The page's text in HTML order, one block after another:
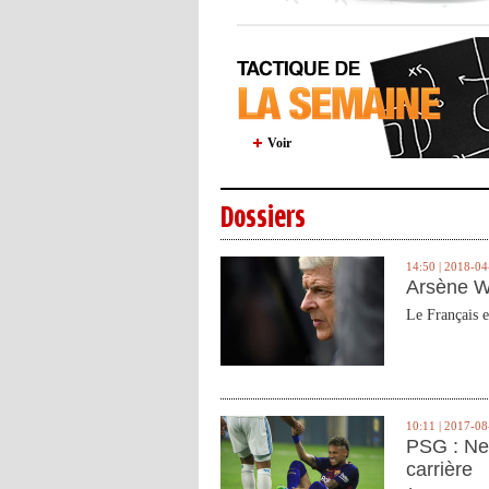
Voir
Dossiers
14:50 | 2018-
Arsène
Le Français
10:11 | 2017-
PSG :
carrière